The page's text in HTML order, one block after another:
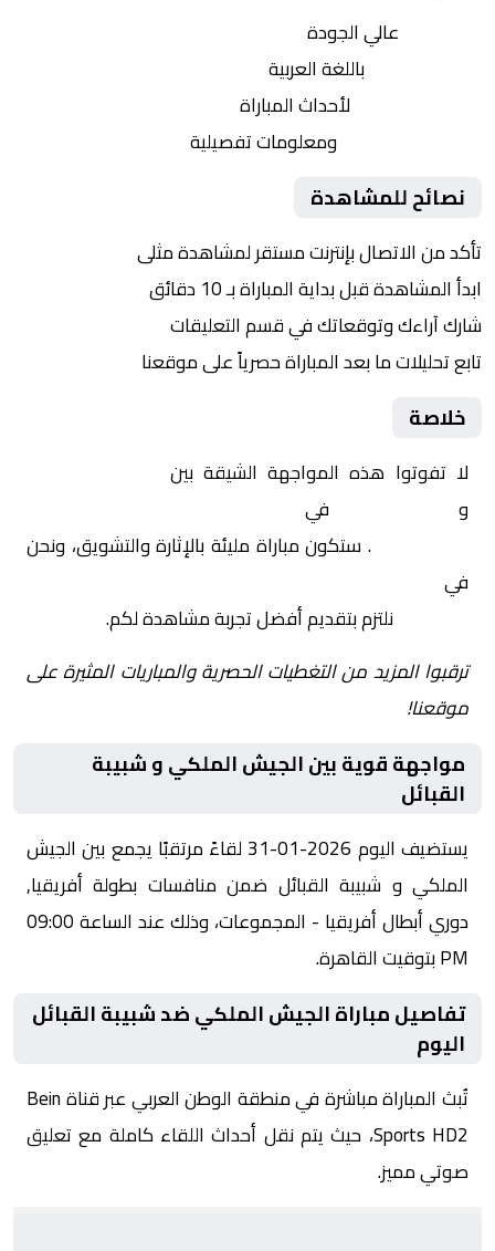
عالي الجودة
باللغة العربية
لأحداث المباراة
ومعلومات تفصيلية
نصائح للمشاهدة
تأكد من الاتصال بإنترنت مستقر لمشاهدة مثلى
ابدأ المشاهدة قبل بداية المباراة بـ 10 دقائق
شارك آراءك وتوقعاتك في قسم التعليقات
تابع تحليلات ما بعد المباراة حصرياً على موقعنا
خلاصة
لا تفوتوا هذه المواجهة الشيقة بين
وشبيبة القبائل في
. ستكون مباراة مليئة بالإثارة والتشويق، ونحن
في
نلتزم بتقديم أفضل تجربة مشاهدة لكم.
ترقبوا المزيد من التغطيات الحصرية والمباريات المثيرة على
موقعنا!
مواجهة قوية بين الجيش الملكي و شبيبة
القبائل
يستضيف اليوم 2026-01-31 لقاءً مرتقبًا يجمع بين الجيش
الملكي و شبيبة القبائل ضمن منافسات بطولة أفريقيا,
دوري أبطال أفريقيا - المجموعات، وذلك عند الساعة 09:00
PM بتوقيت القاهرة.
تفاصيل مباراة الجيش الملكي ضد شبيبة القبائل
اليوم
تُبث المباراة مباشرة في منطقة الوطن العربي عبر قناة Bein
Sports HD2، حيث يتم نقل أحداث اللقاء كاملة مع تعليق
صوتي مميز.